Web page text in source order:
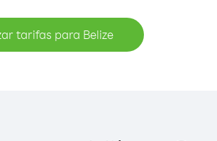
tarifas para Belize